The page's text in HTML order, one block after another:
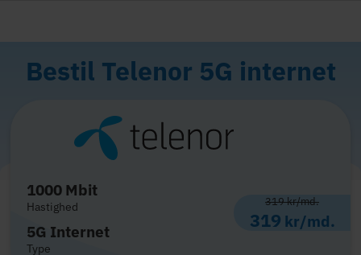
Bestil Telenor 5G internet
1000 Mbit
Hastighed
5G Internet
Type
319kr/md.
319 kr/md.